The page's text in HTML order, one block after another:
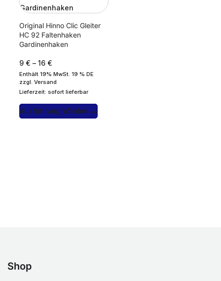
Original Hinno Clic Gleiter
HC 92 Faltenhaken
Gardinenhaken
9 € – 16 €
Enthält 19% MwSt. 19 % DE
zzgl. Versand
Lieferzeit: sofort lieferbar
Ausführung Wählen
Shop